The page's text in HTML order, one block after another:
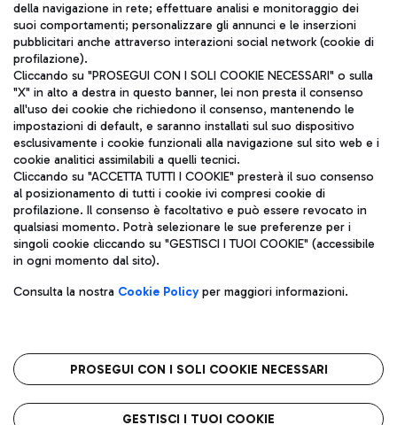
ITA
Aeroporti di Roma S.p.A. - Società soggetta a direzione e
coordinamento di Mundys S.p.A.
Codice fiscale e Registro delle Imprese di Roma 13032990155 P.
IVA 06572251004
Capitale sociale 62.224.743,00 int. vers.
Sede legale: Via Pier Paolo Racchetti 1 - 00054 Fiumicino (RM)
telefono +39 06 65951
Privacy policy
Note legali
Roma FCO
L'aeroporto stellato
della navigazione in rete; effettuare analisi e monitoraggio dei
suoi comportamenti; personalizzare gli annunci e le inserzioni
pubblicitari anche attraverso interazioni social network (cookie di
profilazione).
Cliccando su "PROSEGUI CON I SOLI COOKIE NECESSARI" o sulla
"X" in alto a destra in questo banner, lei non presta il consenso
all'uso dei cookie che richiedono il consenso, mantenendo le
impostazioni di default, e saranno installati sul suo dispositivo
esclusivamente i cookie funzionali alla navigazione sul sito web e i
cookie analitici assimilabili a quelli tecnici.
Cliccando su "ACCETTA TUTTI I COOKIE" presterà il suo consenso
al posizionamento di tutti i cookie ivi compresi cookie di
profilazione. Il consenso è facoltativo e può essere revocato in
qualsiasi momento. Potrà selezionare le sue preferenze per i
singoli cookie cliccando su "GESTISCI I TUOI COOKIE" (accessibile
in ogni momento dal sito).
Consulta la nostra Cookie Policyper maggiori informazioni.
PROSEGUI CON I SOLI COOKIE NECESSARI
GESTISCI I TUOI COOKIE